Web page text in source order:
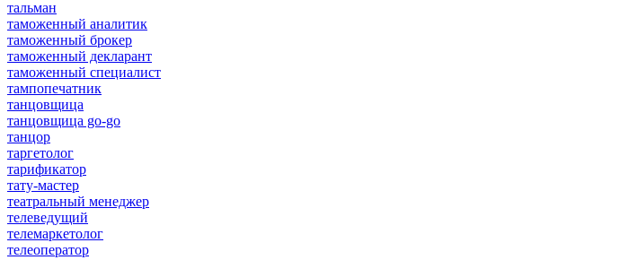
тальман
таможенный аналитик
таможенный брокер
таможенный декларант
таможенный специалист
тампопечатник
танцовщица
танцовщица go-go
танцор
таргетолог
тарификатор
тату-мастер
театральный менеджер
телеведущий
телемаркетолог
телеоператор